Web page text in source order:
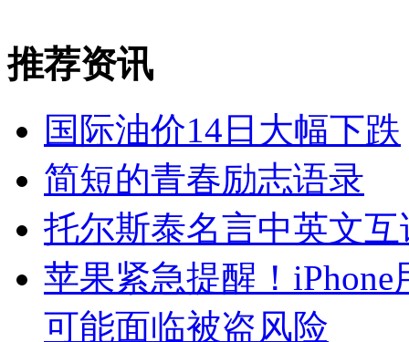
推荐资讯
国际油价14日大幅下跌
简短的青春励志语录
托尔斯泰名言中英文互
苹果紧急提醒！
可能面临被盗风险